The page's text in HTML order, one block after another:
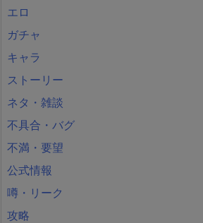
エロ
ガチャ
キャラ
ストーリー
ネタ・雑談
不具合・バグ
不満・要望
公式情報
噂・リーク
攻略